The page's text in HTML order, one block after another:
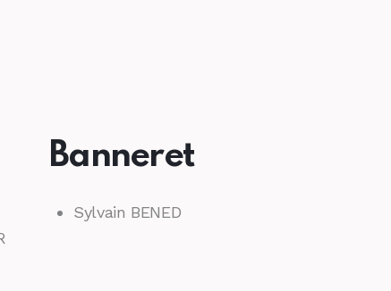
Banneret
Sylvain BENED